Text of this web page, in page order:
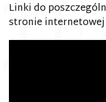
Linki do
stronie internetowej